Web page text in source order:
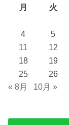
月
火
4
5
11
12
18
19
25
26
« 8月
10月 »